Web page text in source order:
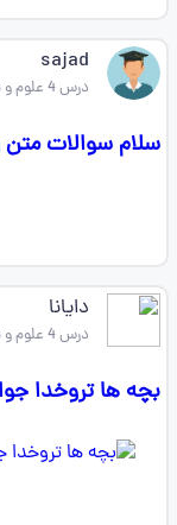
sajad
درس 4 علوم و فنون ادبی دهم
سلام سوالات متن
دایانا
درس 4 علوم و فنون ادبی دهم
بچه ها تروخدا